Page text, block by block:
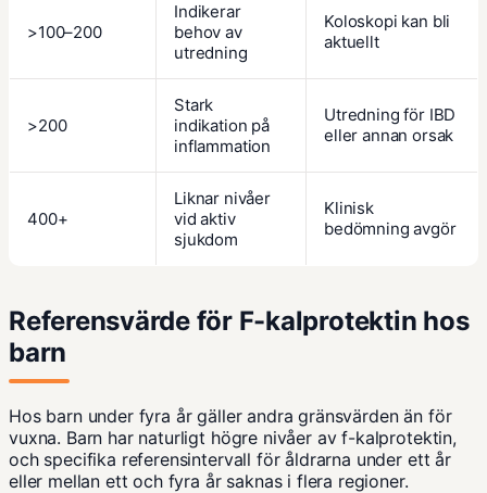
>100–200
Indikerar
behov av
utredning
Koloskopi kan bli
aktuellt
>200
Stark
indikation på
inflammation
Utredning för IBD
eller annan orsak
400+
Liknar nivåer
vid aktiv
sjukdom
Klinisk
bedömning avgör
Referensvärde för F-kalprotektin hos
barn
Hos barn under fyra år gäller andra gränsvärden än för
vuxna. Barn har naturligt högre nivåer av f-kalprotektin,
och specifika referensintervall för åldrarna under ett år
eller mellan ett och fyra år saknas i flera regioner.